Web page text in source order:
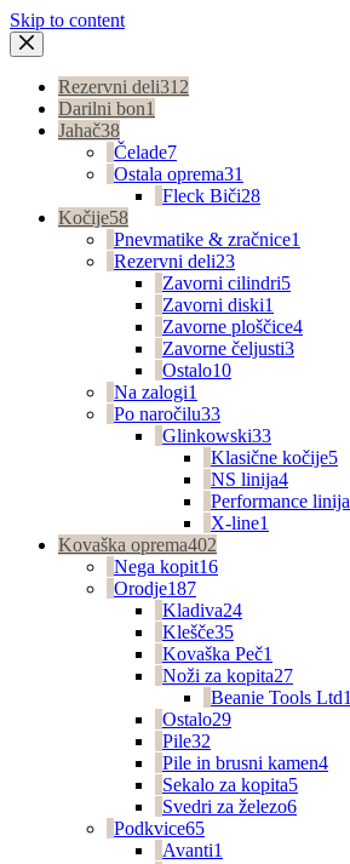
Skip to content
Rezervni deli312
Darilni bon1
Jahač38
Čelade7
Ostala oprema31
Fleck Biči28
Kočije58
Pnevmatike & zračnice1
Rezervni deli23
Zavorni cilindri5
Zavorni diski1
Zavorne ploščice4
Zavorne čeljusti3
Ostalo10
Na zalogi1
Po naročilu33
Glinkowski33
Klasične kočije5
NS linija4
Performance linija
X-line1
Kovaška oprema402
Nega kopit16
Orodje187
Kladiva24
Klešče35
Kovaška Peč1
Noži za kopita27
Beanie Tools Ltd1
Ostalo29
Pile32
Pile in brusni kamen4
Sekalo za kopita5
Svedri za železo6
Podkvice65
Avanti1